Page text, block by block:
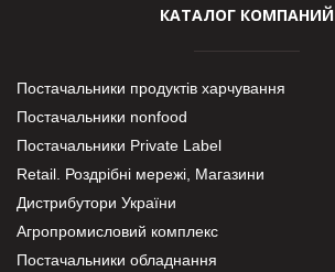
КАТАЛОГ КОМПАНИЙ
Постачальники продуктів харчування
Постачальники nonfood
Постачальники Private Label
Retail. Роздрібні мережі, Магазини
Дистрибутори України
Агропромисловий комплекс
Постачальники обладнання